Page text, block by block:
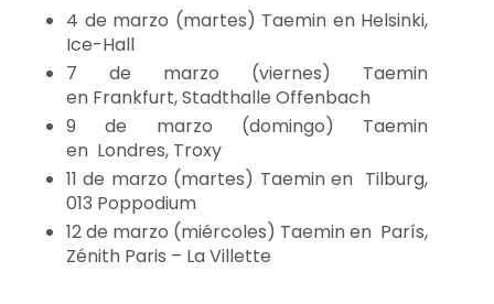
4 de marzo (martes) Taemin en Helsinki,
Ice-Hall
7 de marzo (viernes) Taemin
en Frankfurt, Stadthalle Offenbach
9 de marzo (domingo) Taemin
en Londres, Troxy
11 de marzo (martes) Taemin en Tilburg,
013 Poppodium
12 de marzo (miércoles) Taemin en París,
Zénith Paris – La Villette